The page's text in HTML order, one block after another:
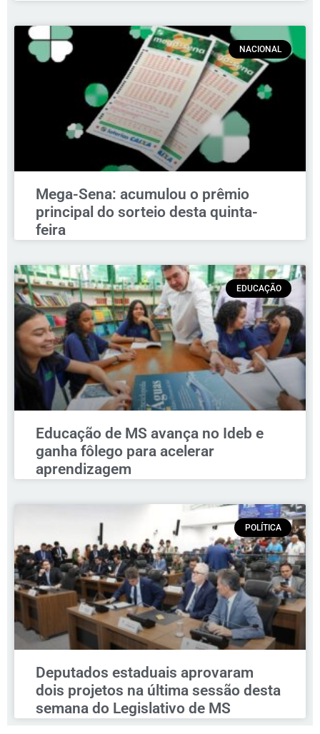
NACIONAL
Mega-Sena: acumulou o prêmio
principal do sorteio desta quinta-
feira
EDUCAÇÃO
Educação de MS avança no Ideb e
ganha fôlego para acelerar
aprendizagem
POLÍTICA
Deputados estaduais aprovaram
dois projetos na última sessão desta
semana do Legislativo de MS